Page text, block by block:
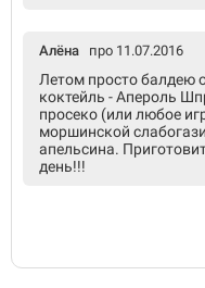
Алёна про 11.07.2016
Летом просто
коктейль - Апероль
просеко (или любое
моршинской
апельсина.
день!!!